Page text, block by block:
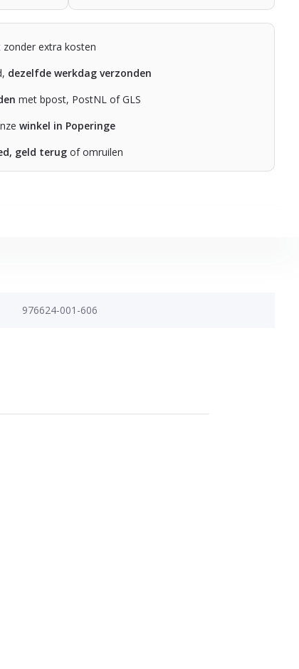
zonder extra kosten
dezelfde werkdag verzonden
met bpost, PostNL of GLS
winkel in Poperinge
geld terug of omruilen
976624-001-606